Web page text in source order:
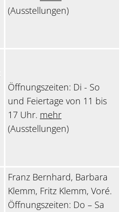
(Ausstellungen)
Öffnungszeiten: Di - So
und Feiertage von 11 bis
17 Uhr. mehr
(Ausstellungen)
Franz Bernhard, Barbara
Klemm, Fritz Klemm, Voré.
Öffnungszeiten: Do – Sa